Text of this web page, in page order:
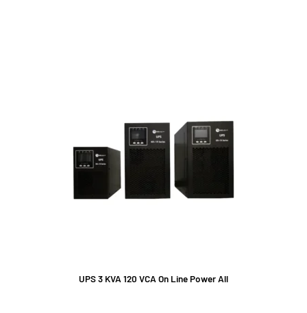
UPS 3 KVA 120 VCA On Line Power All